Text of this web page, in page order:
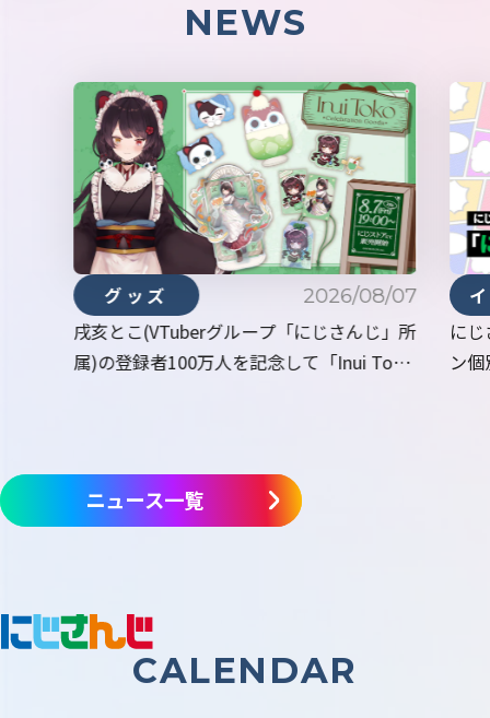
NEWS
グッズ 2026/08/07
戌亥とこ(VTuberグループ「にじさんじ」所
属)の登録者100万人を記念して「Inui Toko
に
ン
ニュース一覧
CALENDAR